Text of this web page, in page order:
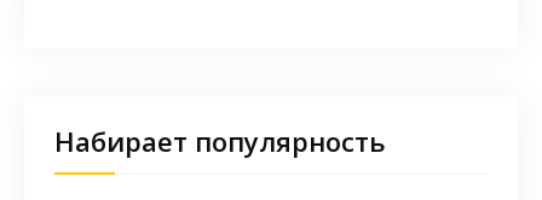
Набирает популярность